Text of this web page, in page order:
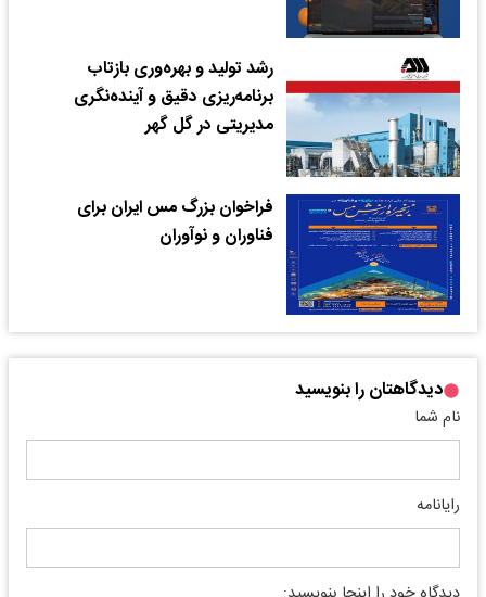
رشد تولید و بهره‌وری بازتاب
برنامه‌ریزی دقیق و آینده‌نگری
مدیریتی در گل گهر
فراخوان بزرگ مس ایران برای
فناوران و نوآوران
دیدگاهتان را بنویسید
نام شما
رایانامه